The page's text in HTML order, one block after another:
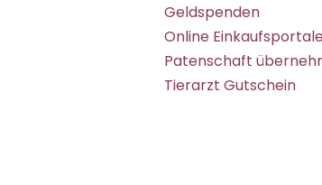
Geldspenden
Online
Patenschaft
Tierarzt Gutschein